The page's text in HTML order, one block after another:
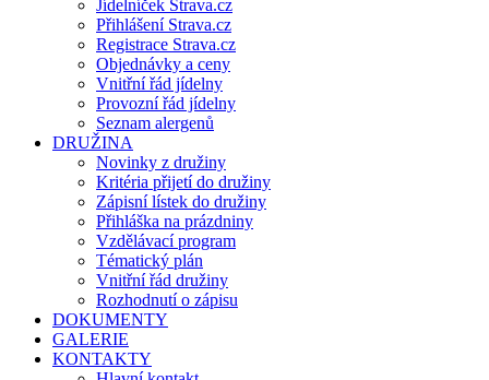
Jídelníček Strava.cz
Přihlášení Strava.cz
Registrace Strava.cz
Objednávky a ceny
Vnitřní řád jídelny
Provozní řád jídelny
Seznam alergenů
DRUŽINA
Novinky z družiny
Kritéria přijetí do družiny
Zápisní lístek do družiny
Přihláška na prázdniny
Vzdělávací program
Tématický plán
Vnitřní řád družiny
Rozhodnutí o zápisu
DOKUMENTY
GALERIE
KONTAKTY